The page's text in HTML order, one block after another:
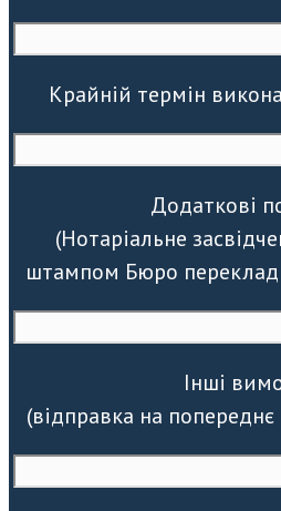
Крайній термін
Додаткові
(Нотаріальне
штампом Бюро
Інші
(відправка на